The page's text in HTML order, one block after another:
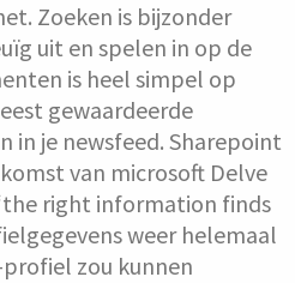
Zoeken is bijzonder
uit en spelen in op de
is heel simpel op
gewaardeerde
in je newsfeed. Sharepoint
van microsoft Delve
right information finds
weer helemaal
zou kunnen